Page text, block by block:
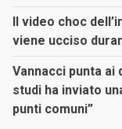
Il video choc
viene ucciso
Vannacci punta ai
studi ha inviato
punti comuni”